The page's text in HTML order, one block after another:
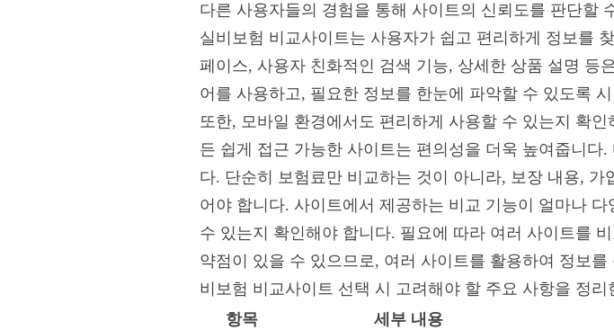
다른 사용자들의 경험을 통해 사이트의 신뢰도를 판단
실비보험 비교사이트는 사용자가 쉽고 편리하게 정보를
페이스, 사용자 친화적인 검색 기능, 상세한 상품 설명 등
어를 사용하고, 필요한 정보를 한눈에 파악할 수 있도록
또한, 모바일 환경에서도 편리하게 사용할 수 있는지 확
든 쉽게 접근 가능한 사이트는 편의성을 더욱 높여줍니
다. 단순히 보험료만 비교하는 것이 아니라, 보장 내용,
어야 합니다. 사이트에서 제공하는 비교 기능이 얼마나
수 있는지 확인해야 합니다. 필요에 따라 여러 사이트를
약점이 있을 수 있으므로, 여러 사이트를 활용하여 정보
비보험 비교사이트 선택 시 고려해야 할 주요 사항을 정리
항목
세부 내용